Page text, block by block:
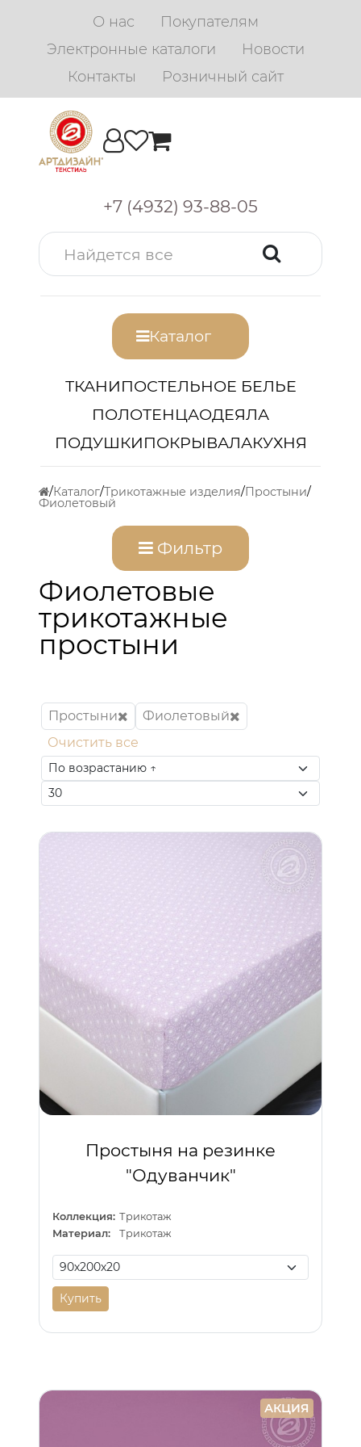
О нас
Покупателям
Электронные каталоги
Новости
Контакты
Розничный сайт
+7 (4932) 93-88-05
Каталог
ТКАНИПОСТЕЛЬНОЕ БЕЛЬЕ
ПОЛОТЕНЦАОДЕЯЛА
ПОДУШКИПОКРЫВАЛАКУХНЯ
Каталог Трикотажные изделия Простыни
Фиолетовый
Фильтр
Фиолетовые
трикотажные
простыни
Простыни
Фиолетовый
Очистить все
Простыня на резинке
"Одуванчик"
Коллекция: Трикотаж
Материал:
Трикотаж
Купить
АКЦИЯ